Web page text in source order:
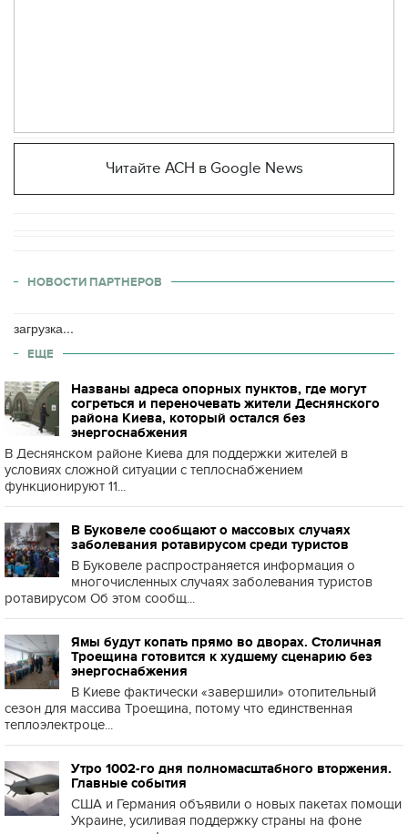
Читайте АСН в Google News
НОВОСТИ ПАРТНЕРОВ
загрузка...
ЕЩЕ
Названы адреса опорных пунктов, где могут
согреться и переночевать жители Деснянского
района Киева, который остался без
энергоснабжения
В Деснянском районе Киева для поддержки жителей в
условиях сложной ситуации с теплоснабжением
функционируют 11...
В Буковеле сообщают о массовых случаях
заболевания ротавирусом среди туристов
В Буковеле распространяется информация о
многочисленных случаях заболевания туристов
ротавирусом Об этом сообщ...
Ямы будут копать прямо во дворах. Столичная
Троещина готовится к худшему сценарию без
энергоснабжения
В Киеве фактически «завершили» отопительный
сезон для массива Троещина, потому что единственная
теплоэлектроце...
Утро 1002-го дня полномасштабного вторжения.
Главные события
США и Германия объявили о новых пакетах помощи
Украине, усиливая поддержку страны на фоне